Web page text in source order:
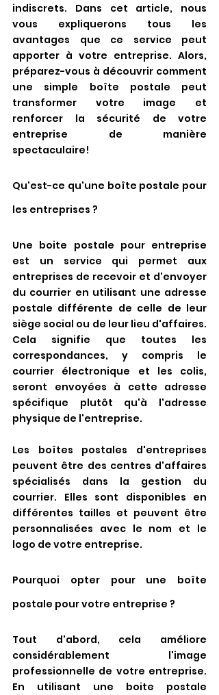
indiscrets. Dans cet article, nous
vous expliquerons tous les
avantages que ce service peut
apporter à votre entreprise. Alors,
préparez-vous à découvrir comment
une simple boîte postale peut
transformer votre image et
renforcer la sécurité de votre
entreprise de manière
spectaculaire!
Qu'est-ce qu'une boîte postale pour
les entreprises ?
Une boite postale pour entreprise
est un service qui permet aux
entreprises de recevoir et d'envoyer
du courrier en utilisant une adresse
postale différente de celle de leur
siège social ou de leur lieu d'affaires.
Cela signifie que toutes les
correspondances, y compris le
courrier électronique et les colis,
seront envoyées à cette adresse
spécifique plutôt qu'à l'adresse
physique de l'entreprise.
Les boîtes postales d'entreprises
peuvent être des centres d'affaires
spécialisés dans la gestion du
courrier. Elles sont disponibles en
différentes tailles et peuvent être
personnalisées avec le nom et le
logo de votre entreprise.
Pourquoi opter pour une boîte
postale pour votre entreprise ?
Tout d'abord, cela améliore
considérablement l'image
professionnelle de votre entreprise.
En utilisant une boite postale